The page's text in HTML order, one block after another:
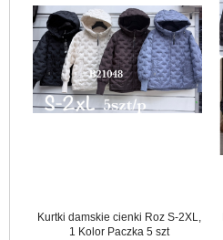
Kurtki damskie cienki Roz S-2XL,
1 Kolor Paczka 5 szt